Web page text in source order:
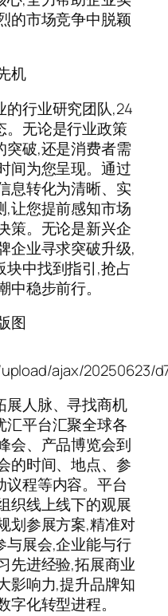
的市场竞争中脱颖
机
行业研究团队,24
。无论是行业政策
突破,还是消费者需
间为您呈现。通过
息转化为清晰、实
,让您提前感知市场
策。无论是新兴企
企业寻求突破升级,
中找到指引,抢占
稳步前行。
图
展人脉、寻找商机
汇平台汇聚全球各
会、产品博览会到
的时间、地点、参
议程等内容。平台
织线上线下的观展
划参展方案,精准对
与展会,企业能与行
先进经验,拓展商业
影响力,提升品牌知
化转型进程。